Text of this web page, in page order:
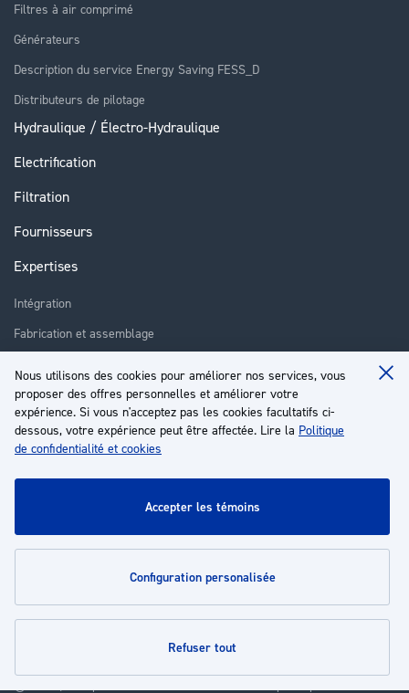
Nous utilisons des cookies pour améliorer nos services, vous
proposer des offres personnelles et améliorer votre
expérience. Si vous n'acceptez pas les cookies facultatifs ci-
dessous, votre expérience peut être affectée. Lire la Politique
de confidentialité et cookies
accepter les témoins
configuration personalisée
refuser tout
Filtres à air comprimé
Générateurs
Description du service Energy Saving FESS_D
Distributeurs de pilotage
Hydraulique / Électro-Hydraulique
Electrification
Filtration
Fournisseurs
Expertises
Intégration
Fabrication et assemblage
Réparation
Formation
À propos
Service client